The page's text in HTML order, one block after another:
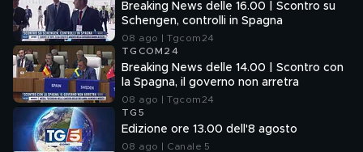
Breaking News delle 16.00 | Scontro su
Schengen, controlli in Spagna
08 ago | Tgcom24
TGCOM24
Breaking News delle 14.00 | Scontro con
la Spagna, il governo non arretra
08 ago | Tgcom24
TG5
Edizione ore 13.00 dell'8 agosto
08 ago | Canale 5